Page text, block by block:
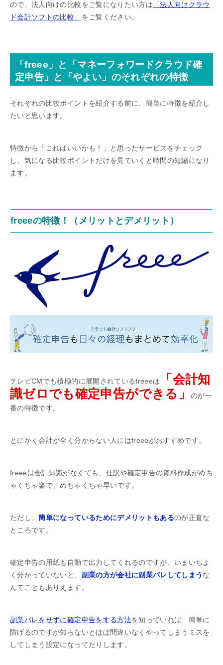
ので、法人向けの比較をご覧になりたい方は 「法人向けクラウ
ド会計ソフトの比較」 をご覧ください。
「freee」と「マネーフォワードクラウド確
定申告」と「やよい」のそれぞれの特徴
それぞれの比較ポイントを紹介する前に、簡単に特徴を紹介し
たいと思います。
特徴から「これはいいかも！」と思ったサービスをチェック
し、気になる比較ポイントだけを見ていくと時間の短縮になり
ます。
freeeの特徴！（メリットとデメリット）
テレビCMでも積極的に展開されているfreeeは
「会計知
識ゼロでも確定申告ができる」
のが一
番の特徴です。
とにかく会計が全く分からない人にはfreeeがおすすめです。
freeeは会計知識がなくても、仕訳や確定申告の資料作成がめち
ゃくちゃ楽で、めちゃくちゃ早いです。
ただし、簡単になっているためにデメリットもあるのが正直な
ところです。
確定申告の用紙も自動で出力してくれるのですが、いまいちよ
く分かっていないと、 副業の方が会社に副業バレしてしまう な
んてこともありえます。
副業バレをせずに確定申告をする方法を知っていれば、簡単に
防げるのですが知らないとほぼ間違いなくやってしまうミスを
してしまう設定になってたりします。